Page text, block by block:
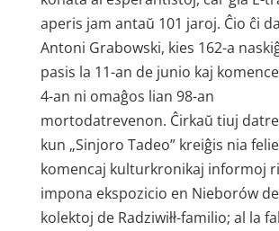
aperis jam antaŭ 101 jaroj. Ĉio ĉi
Antoni Grabowski, kies 162-a
pasis la 11-an de junio kaj
4-an ni omaĝos lian 98-an
mortodatrevenon. Ĉirkaŭ tiuj
kun „Sinjoro Tadeo” kreiĝis nia
komencaj kulturkronikaj informoj
impona ekspozicio en Nieborów
kolektoj de Radziwiłł-familio; al la